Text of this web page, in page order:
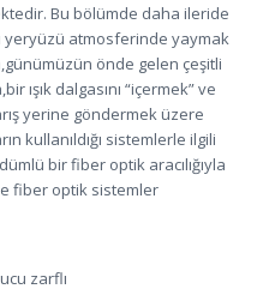
Bu bölümde daha ileride
yeryüzü atmosferinde yaymak
önde gelen çeşitli
ışık dalgasını “içermek” ve
yerine göndermek üzere
kullanıldığı sistemlerle ilgili
bir fiber optik aracılığıyla
fiber optik sistemler
zarflı